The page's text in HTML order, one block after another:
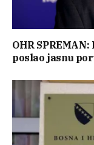
OHR
poslao jasnu